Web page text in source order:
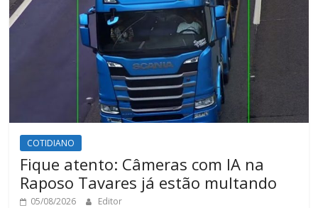
COTIDIANO
Fique atento: Câmeras com IA na
Raposo Tavares já estão multando
05/08/2026 Editor